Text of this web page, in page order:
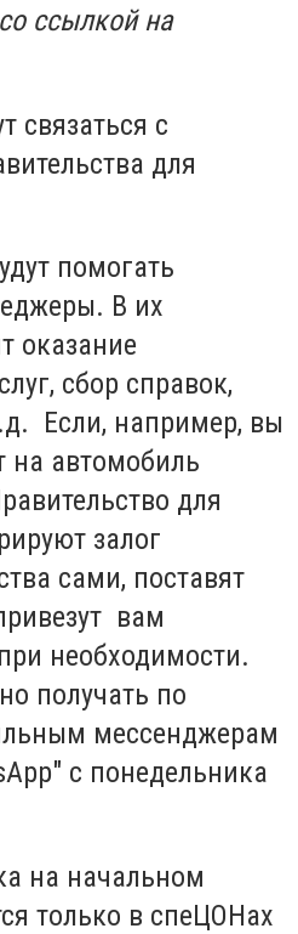
ссылкой на
связаться с
для
помогать
В их
оказание
сбор справок,
Если, например, вы
на автомобиль
для
залог
сами, поставят
вам
необходимости.
получать по
мессенджерам
с понедельника
на начальном
только в спеЦОНах